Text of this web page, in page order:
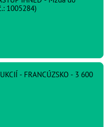
1005284)
- FRANCÚZSKO - 3 600